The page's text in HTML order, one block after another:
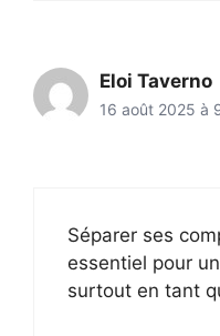
Eloi Taverno
16 août 2025 à
Séparer ses
essentiel pour
surtout en tant